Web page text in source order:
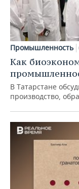
Промышленность
Как
В Татарстане
производство,